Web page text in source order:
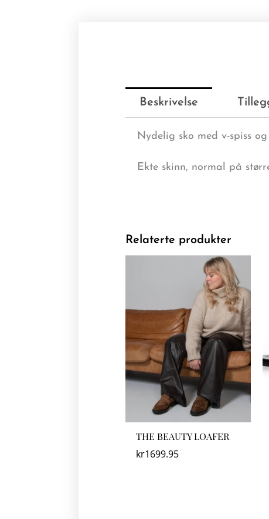
Beskrivelse
Nydelig sko med v-spiss
Ekte skinn, normal på
Relaterte produkter
THE BEAUTY LOAFER
kr1699.95